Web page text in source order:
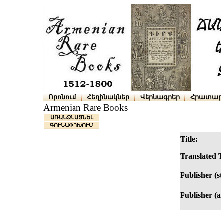
Որոնում Հեղինակներ Վերնագրեր
Armenian Rare Books
ԱՌԱՆՁՆԱՑՆԵԼ
ԳՈՒՆԱՓՈԽՈՒՄ
Title:
Translated
Publisher
Publisher